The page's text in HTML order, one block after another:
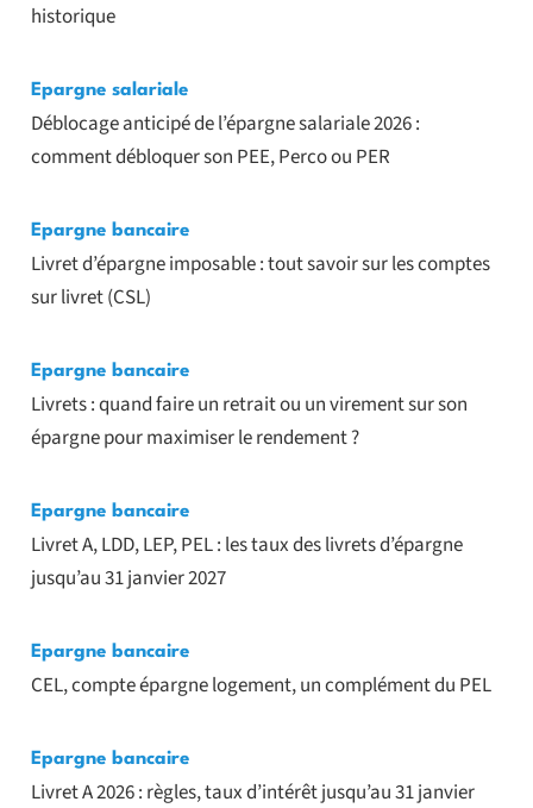
historique
Epargne salariale
Déblocage anticipé de l’épargne salariale 2026 :
comment débloquer son PEE, Perco ou PER
Epargne bancaire
Livret d’épargne imposable : tout savoir sur les comptes
sur livret (CSL)
Epargne bancaire
Livrets : quand faire un retrait ou un virement sur son
épargne pour maximiser le rendement ?
Epargne bancaire
Livret A, LDD, LEP, PEL : les taux des livrets d’épargne
jusqu’au 31 janvier 2027
Epargne bancaire
CEL, compte épargne logement, un complément du PEL
Epargne bancaire
Livret A 2026 : règles, taux d’intérêt jusqu’au 31 janvier